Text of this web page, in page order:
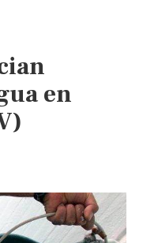
exigen
enen